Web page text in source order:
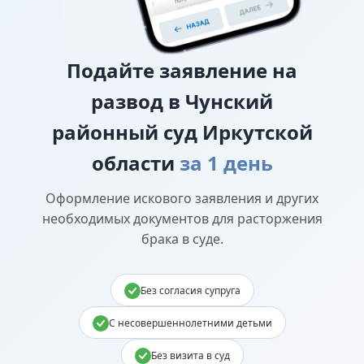
Подайте заявление на
развод в Чунский
районный суд Иркутской
области за 1 день
Оформление искового заявления и других
необходимых документов для расторжения
брака в суде.
Без согласия супруга
С несовершеннолетними детьми
Без визита в суд